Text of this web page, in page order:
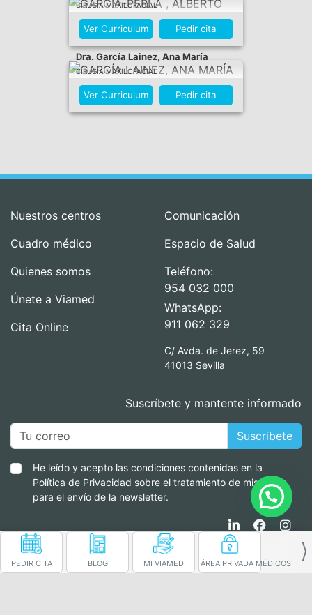
PEDIR CITA BLOG MI VIAMED ÁREA PRIVADA MÉDICOS
CIRUGÍA MAXILOFACIAL
Ver Curriculum Pedir cita
Dra. García Lainez, Ana María
CIRUGÍA MAXILOFACIAL
Ver Curriculum Pedir cita
Nuestros centros
Cuadro médico
Quienes somos
Únete a Viamed
Cita Online
Comunicación
Espacio de Salud
Teléfono:
954 032 000
WhatsApp:
911 062 329
C/ Avda. de Jerez, 59
41013 Sevilla
Suscríbete y mantente informado
Suscribete
He leído y acepto las condiciones contenidas en la
Política de Privacidad sobre el tratamiento de mis datos
para el envío de la newsletter.